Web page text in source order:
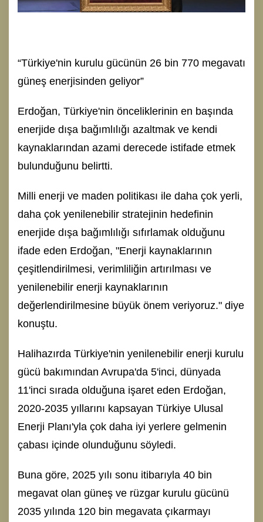
“Türkiye'nin kurulu gücünün 26 bin 770 megavatı
güneş enerjisinden geliyor”
Erdoğan, Türkiye'nin önceliklerinin en başında
enerjide dışa bağımlılığı azaltmak ve kendi
kaynaklarından azami derecede istifade etmek
bulunduğunu belirtti.
Milli enerji ve maden politikası ile daha çok yerli,
daha çok yenilenebilir stratejinin hedefinin
enerjide dışa bağımlılığı sıfırlamak olduğunu
ifade eden Erdoğan, "Enerji kaynaklarının
çeşitlendirilmesi, verimliliğin artırılması ve
yenilenebilir enerji kaynaklarının
değerlendirilmesine büyük önem veriyoruz." diye
konuştu.
Halihazırda Türkiye'nin yenilenebilir enerji kurulu
gücü bakımından Avrupa'da 5'inci, dünyada
11'inci sırada olduğuna işaret eden Erdoğan,
2020-2035 yıllarını kapsayan Türkiye Ulusal
Enerji Planı'yla çok daha iyi yerlere gelmenin
çabası içinde olunduğunu söyledi.
Buna göre, 2025 yılı sonu itibarıyla 40 bin
megavat olan güneş ve rüzgar kurulu gücünü
2035 yılında 120 bin megavata çıkarmayı